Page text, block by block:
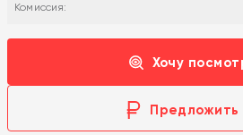
Комиссия:
Хочу
Предложить